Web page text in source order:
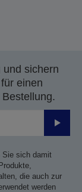
und sichern
einen
Sie sich damit
die auch zur
werden